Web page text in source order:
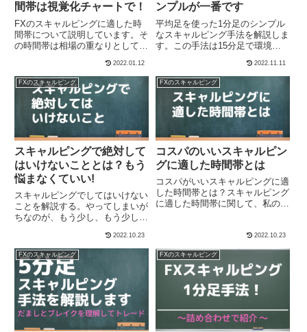
間帯は視覚化チャートで！
FXのスキャルピングに適した時
間帯について説明しています。そ
の時間帯は相場の重なりとして注
時、ロンドンとニューヨークの
21-23時です。またこの時間帯
は、それまでの動きと異なる場合
もあり、トレンドを見極めるにも
適しています。
2022.01.12
ンプルが一番です
平均足を使った1分足のシンプル
なスキャルピング手法を解説しま
す。この手法は15分足で環境認
してエントリーする方法です。シ
ンプルですが、最低限の環境を読
み取ることは必要です。
2022.11.11
FXのスキャルピング
スキャルピングで絶対して
はいけないこととは？もう
悩まなくていい!
スキャルピングでしてはいけない
ことを解説する。やってしまいが
ちなのが、もう少し、もう少しと
いるのについ欲を出してしまう。
これがあらゆる可能性の芽を摘む
のである。
2022.10.23
FXのスキャルピング
コスパのいいスキャルピン
グに適した時間帯とは
コスパがいいスキャルピングに適
した時間帯とは？スキャルピング
に適した時間帯に関して、私の経
ードにしても適した時間帯、タイ
ミングはある。もちろん相場の状
況によっても変わるのでその点は
了承願いたい。
2022.10.23
FXのスキャルピング FXのスキャルピング